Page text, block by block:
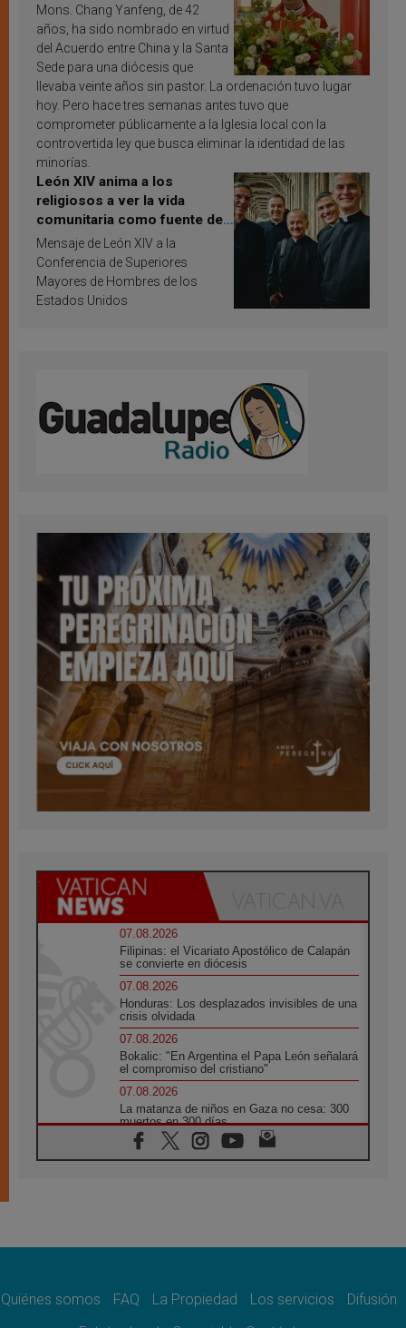
Mons. Chang Yanfeng, de 42
años, ha sido nombrado en virtud
del Acuerdo entre China y la Santa
Sede para una diócesis que
llevaba veinte años sin pastor. La ordenación tuvo lugar
hoy. Pero hace tres semanas antes tuvo que
comprometer públicamente a la Iglesia local con la
controvertida ley que busca eliminar la identidad de las
minorías.
León XIV anima a los
religiosos a ver la vida
comunitaria como fuente de
inspiración y santificación
Mensaje de León XIV a la
Conferencia de Superiores
Mayores de Hombres de los
Estados Unidos
07.08.2026
Filipinas: el Vicariato Apostólico de Calapán
se convierte en diócesis
07.08.2026
Honduras: Los desplazados invisibles de una
crisis olvidada
07.08.2026
Bokalic: "En Argentina el Papa León señalará
el compromiso del cristiano"
07.08.2026
La matanza de niños en Gaza no cesa: 300
muertos en 300 días
07.08.2026
Tagle: La guerra desfigura el mundo, solo la
como misión al servicio del Evangelio
Quiénes somos FAQ La Propiedad Los servicios
Difusión